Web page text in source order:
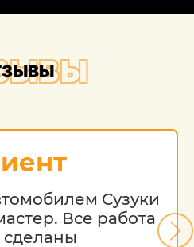
Сузуки
Все работа